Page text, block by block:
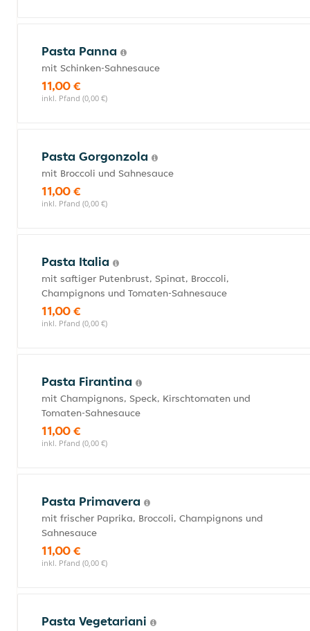
Pasta Panna
mit Schinken-Sahnesauce
11,00 €
inkl. Pfand (0,00 €)
Pasta Gorgonzola
mit Broccoli und Sahnesauce
11,00 €
inkl. Pfand (0,00 €)
Pasta Italia
mit saftiger Putenbrust, Spinat, Broccoli,
Champignons und Tomaten-Sahnesauce
11,00 €
inkl. Pfand (0,00 €)
Pasta Firantina
mit Champignons, Speck, Kirschtomaten und
Tomaten-Sahnesauce
11,00 €
inkl. Pfand (0,00 €)
Pasta Primavera
mit frischer Paprika, Broccoli, Champignons und
Sahnesauce
11,00 €
inkl. Pfand (0,00 €)
Pasta Vegetariani